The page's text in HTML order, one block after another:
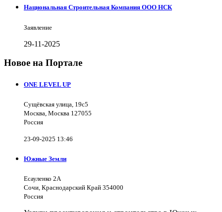
Национальная Строительная Компания ООО НСК
Заявление
29-11-2025
Новое на Портале
ONE LEVEL UP
Сущёвская улица, 19с5
Москва, Москва 127055
Россия
23-09-2025 13:46
Южные Земли
Есауленко 2А
Сочи, Краснодарский Край 354000
Россия